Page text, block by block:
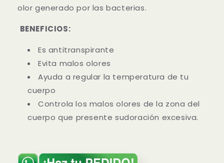
olor generado por las bacterias.
BENEFICIOS:
Es antitranspirante
Evita malos olores
Ayuda a regular la temperatura de tu
cuerpo
Controla los malos olores de la zona del
cuerpo que presente sudoración excesiva.